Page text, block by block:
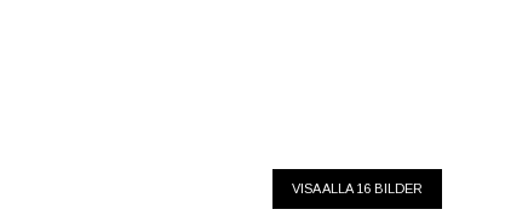
VISA ALLA 16 BILDER